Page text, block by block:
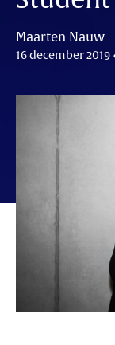
Maarten Nauw
16 december 2019